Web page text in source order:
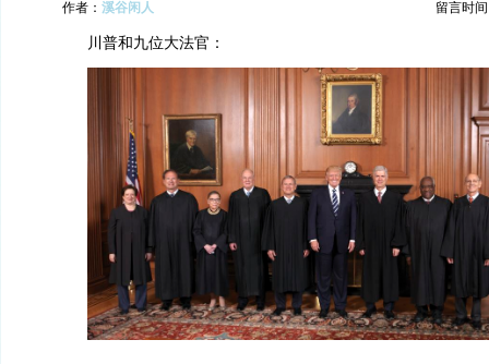
作者： 溪谷闲人 留言时间
川普和九位大法官：